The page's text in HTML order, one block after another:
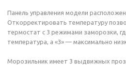
Панель управления модели
Откорректировать температуру
термостат с 3 режимами заморозки,
температура, а «3» — максимально
Морозильник имеет 3 выдвижных